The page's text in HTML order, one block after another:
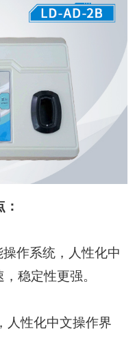
作系统，人性化中
稳定性更强。
性化中文操作界